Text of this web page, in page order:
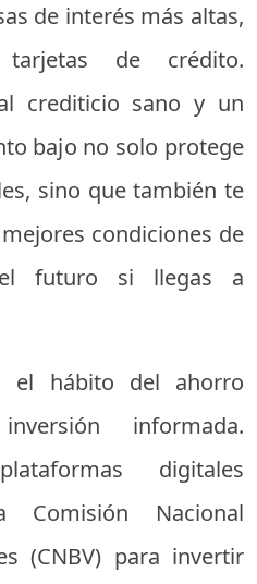
de interés más altas,
tarjetas de crédito.
crediticio sano y un
bajo no solo protege
sino que también te
condiciones de
futuro si llegas a
el hábito del ahorro
informada.
digitales
Comisión Nacional
(CNBV) para invertir